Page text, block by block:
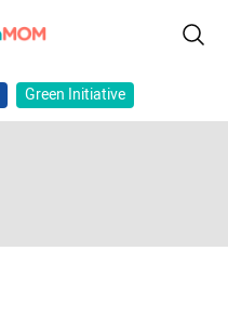
Green Initiative